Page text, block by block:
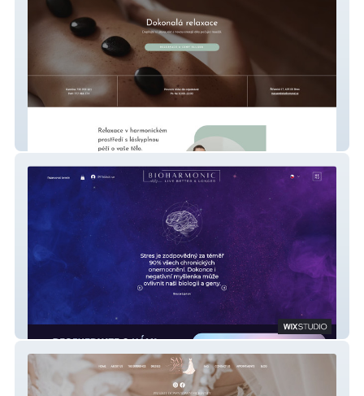
Studio Munai
Bioharmonic